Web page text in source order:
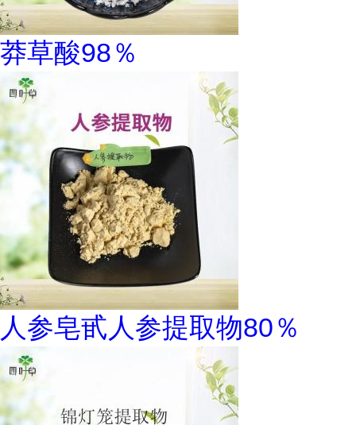
莽草酸98％
人参皂甙人参提取物80％